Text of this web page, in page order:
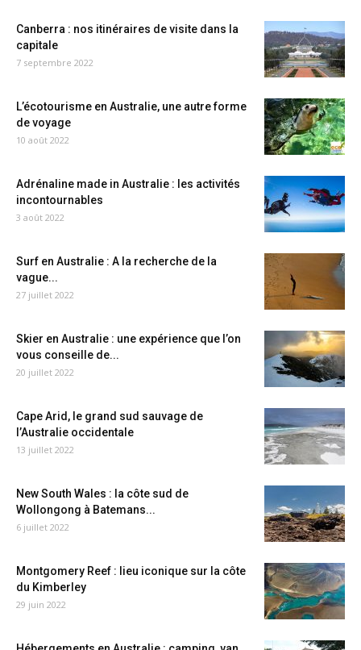
Canberra : nos itinéraires de visite dans la
capitale
7 septembre 2022
L’écotourisme en Australie, une autre forme
de voyage
10 août 2022
Adrénaline made in Australie : les activités
incontournables
3 août 2022
Surf en Australie : A la recherche de la
vague...
27 juillet 2022
Skier en Australie : une expérience que l’on
vous conseille de...
20 juillet 2022
Cape Arid, le grand sud sauvage de
l’Australie occidentale
13 juillet 2022
New South Wales : la côte sud de
Wollongong à Batemans...
6 juillet 2022
Montgomery Reef : lieu iconique sur la côte
du Kimberley
29 juin 2022